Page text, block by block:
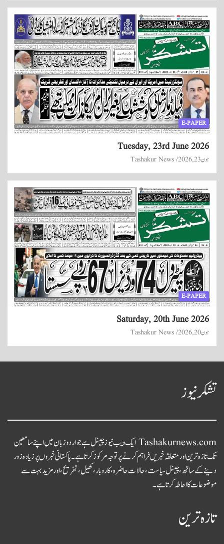
E-PAPER
Tuesday, 23rd June 2026
جون 23, 2026 Tashakur News
E-PAPER
Saturday, 20th June 2026
جون 20, 2026 Tashakur News
تشکر نیوز
Tashakurnews.com ایک ویب نیوز چینل ہے جو اردو زبان میں اپنے سامعین
تک تازہ ترین اور متعلقہ خبریں فراہم کرنے پر توجہ مرکوز کرتا ہے۔ پاکستانی خبروں پر زیادہ زور
دینے کے ساتھ، چینل سیاست، حالات حاضرہ، کاروبار، کھیل، تفریح، اور مزید بہت سے
موضوعات کا احاطہ کرتا ہے۔
تازہ ترین